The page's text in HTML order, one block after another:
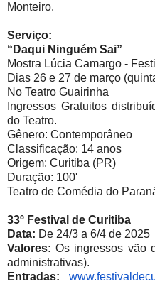
Monteiro.
Serviço:
“Daqui Ninguém Sai”
Mostra Lúcia Camargo -
Dias 26 e 27 de março
No Teatro Guairinha
Ingressos Gratuitos
do Teatro.
Gênero: Contemporâneo
Classificação: 14 anos
Origem: Curitiba (PR)
Duração: 100'
Teatro de Comédia do
33º Festival de Curitiba
Data: De 24/3 a 6/4 de 2025
Valores: Os ingressos vão
administrativas).
Entradas: